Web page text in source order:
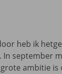
heb ik
. In september
ambitie is